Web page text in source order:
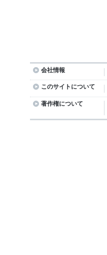
会社情報
このサイトについて
著作権について